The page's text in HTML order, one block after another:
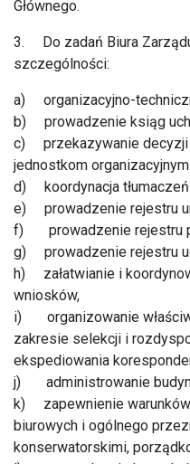
Głównego.
3. Do zadań Biura
szczególności:
a) organizacyjno-
b) prowadzenie ksiąg
c) przekazywanie decyzji
jednostkom
d) koordynacja tłumaczeń
e) prowadzenie rejestru
f) prowadzenie rejestru
g) prowadzenie rejestru
h) załatwianie i
wniosków,
i) organizowanie
zakresie selekcji i
ekspediowania
j) administrowanie
k) zapewnienie
biurowych i ogólnego
konserwatorskimi,